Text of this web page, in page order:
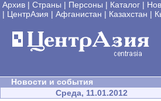
Архив | Страны | Персоны | Каталог |
| ЦентрАзия | Афганистан | Казахстан |
Новости и события
Среда, 11.01.2012